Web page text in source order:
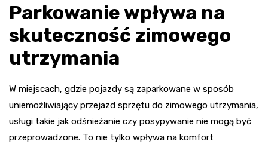
Parkowanie wpływa na
skuteczność zimowego
utrzymania
W miejscach, gdzie pojazdy są zaparkowane w sposób
uniemożliwiający przejazd sprzętu do zimowego utrzymania,
usługi takie jak odśnieżanie czy posypywanie nie mogą być
przeprowadzone. To nie tylko wpływa na komfort